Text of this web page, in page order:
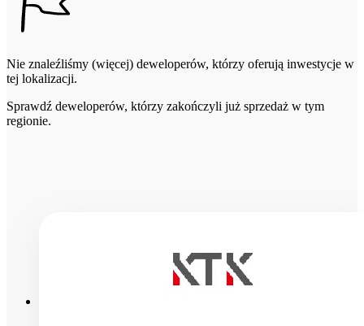
Nie znaleźliśmy (więcej) deweloperów, którzy oferują inwestycje w
tej lokalizacji.
Sprawdź deweloperów, którzy zakończyli już sprzedaż w tym
regionie.